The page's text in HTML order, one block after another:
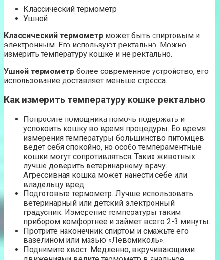
Классический термометр
Ушной
Классический термометр может быть спиртовым и
электронным. Его используют ректально. Можно
измерить температуру кошке и не ректально.
Ушной термометр более современное устройство, его
использование доставляет меньше стресса.
Как измерить температуру кошке ректально
Попросите помощника помочь подержать и
успокоить кошку во время процедуры. Во время
измерения температуры большинство питомцев
ведет себя спокойно, но особо темпераментные
кошки могут сопротивляться. Таких животных
лучше доверить ветеринарному врачу.
Агрессивная кошка может нанести себе или
владельцу вред.
Подготовьте термометр. Лучше использовать
ветеринарный или детский электронный
градусник. Измерение температуры таким
прибором комфортнее и займет всего 2-3 минуты.
Протрите наконечник спиртом и смажьте его
вазелином или мазью «Левомиколь».
Поднимите хвост. Медленно, вкручивающими